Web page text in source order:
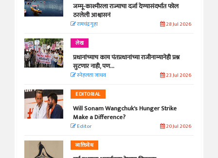
जम्मू-काश्मीरला राज्याचा दर्जा देण्यासंदर्भात फोल
ठरलेली आश्वासनं
रामचंद्र गुहा 28 Jul 2026
लेख
प्रधानांच्याच काय पंतप्रधानांच्या राजीनाम्यानेही प्रश्न
सुटणार नाही, पण...
स्नेहलता जाधव 23 Jul 2026
EDITORIAL
Will Sonam Wangchuk's Hunger Strike
Make a Difference?
Editor 20 Jul 2026
व्यक्तिवेध